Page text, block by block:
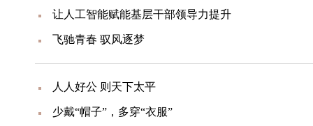
让人工智能赋能基层干部领导力提升
飞驰青春 驭风逐梦
人人好公 则天下太平
少戴“帽子”，多穿“衣服”